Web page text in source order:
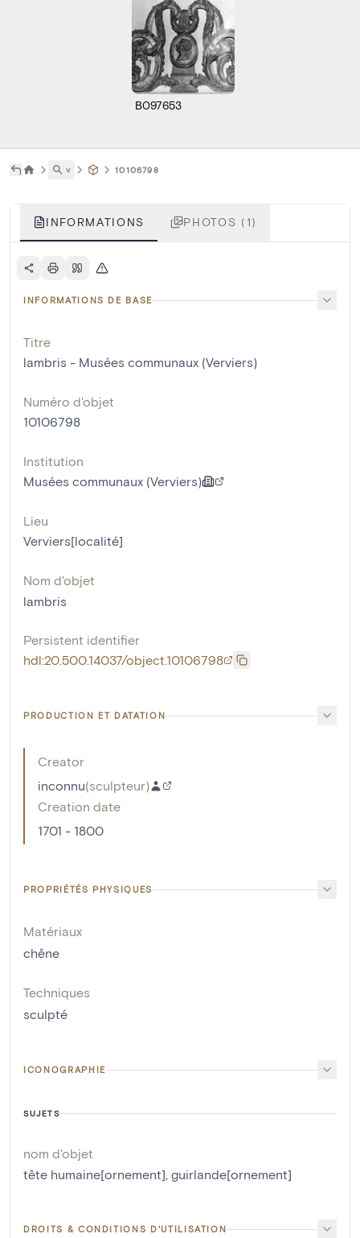
B097653
˅ 10106798
INFORMATIONS PHOTOS (1)
INFORMATIONS DE BASE
Titre
lambris - Musées communaux (Verviers)
Numéro d'objet
10106798
Institution
Musées communaux (Verviers)
Lieu
Verviers[localité]
Nom d'objet
lambris
Persistent identifier
hdl:20.500.14037/object.10106798
PRODUCTION ET DATATION
Creator
inconnu(sculpteur)
Creation date
1701 - 1800
PROPRIÉTÉS PHYSIQUES
Matériaux
chêne
Techniques
sculpté
ICONOGRAPHIE
SUJETS
nom d'objet
tête humaine[ornement], guirlande[ornement]
DROITS & CONDITIONS D'UTILISATION